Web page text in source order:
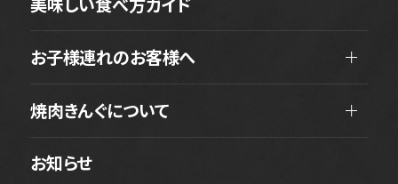
お子様連れのお客様へ
焼肉きんぐについて
お知らせ